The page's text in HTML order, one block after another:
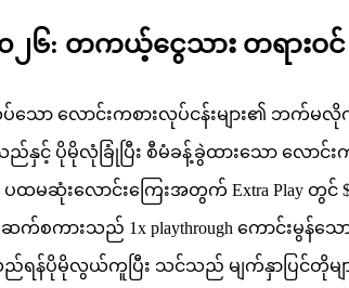
၂၆: တကယ့်ငွေသား တရားဝင်
ာ လောင်းကစားလုပ်ငန်းများ၏ ဘက်မ
ပိုမိုလုံခြုံပြီး စီမံခန့်ခွဲထားသော လောင်း
ဆုံးလောင်းကြေးအတွက် Extra Play တွင်
ကားသည် 1x playthrough ကောင်းမွန်သော
ရန်ပိုမိုလွယ်ကူပြီး သင်သည် မျက်နှာပြင်တိုမ